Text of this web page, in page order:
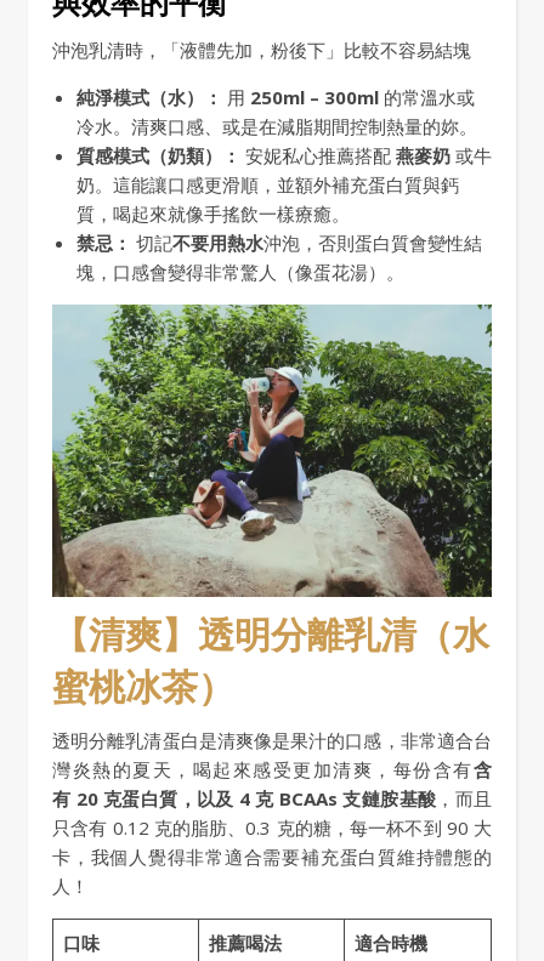
沖泡乳清時，「液體先加，粉後下」比較不容易結塊
純淨模式（水）： 用 250ml – 300ml 的常溫水或
冷水。清爽口感、或是在減脂期間控制熱量的妳。
質感模式（奶類）： 安妮私心推薦搭配 燕麥奶 或牛
奶。這能讓口感更滑順，並額外補充蛋白質與鈣
質，喝起來就像手搖飲一樣療癒。
禁忌： 切記不要用熱水沖泡，否則蛋白質會變性結
塊，口感會變得非常驚人（像蛋花湯）。
【清爽】透明分離乳清（水
蜜桃冰茶）
透明分離乳清蛋白是清爽像是果汁的口感，非常適合台
灣炎熱的夏天，喝起來感受更加清爽，每份含有含
有 20 克蛋白質，以及 4 克 BCAAs 支鏈胺基酸 ，而且
只含有 0.12 克的脂肪、0.3 克的糖，每一杯不到 90 大
卡，我個人覺得非常適合需要補充蛋白質維持體態的
人！
口味 推薦喝法 適合時機